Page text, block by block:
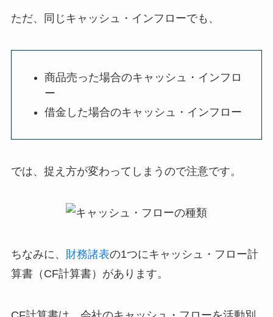
ただ、同じキャッシュ・インフローでも、
商品売った場合のキャッシュ・インフロ
ー
借金した場合のキャッシュ・インフロー
では、捉え方が変わってしまうので注意です。
ちなみに、 財務諸表の1つにキャッシュ・フロー計
算書（CF計算書） があります。